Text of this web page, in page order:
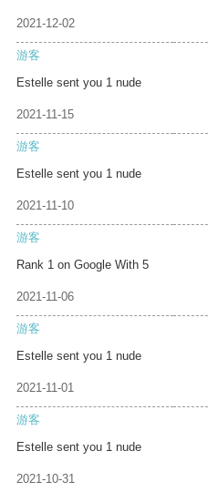
2021-12-02
游客
Estelle sent you 1 nude
2021-11-15
游客
Estelle sent you 1 nude
2021-11-10
游客
Rank 1 on Google With 5
2021-11-06
游客
Estelle sent you 1 nude
2021-11-01
游客
Estelle sent you 1 nude
2021-10-31